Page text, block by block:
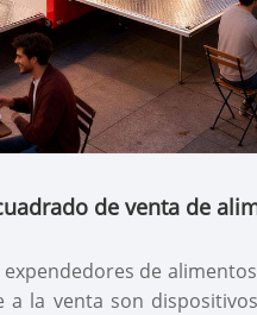
de venta de
de
a la venta son